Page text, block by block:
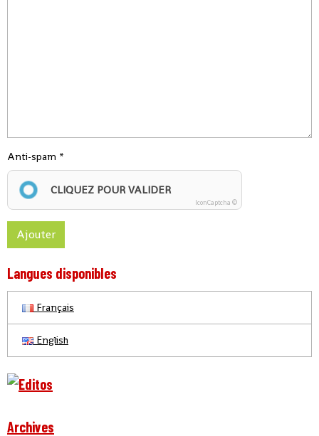
Anti-spam
CLIQUEZ POUR VALIDER
IconCaptcha ©
Ajouter
Langues disponibles
Français
English
Archives